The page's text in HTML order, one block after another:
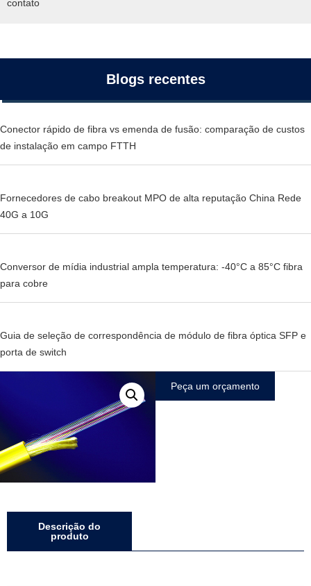
contato
Blogs recentes
Conector rápido de fibra vs emenda de fusão: comparação de custos
de instalação em campo FTTH
Fornecedores de cabo breakout MPO de alta reputação China Rede
40G a 10G
Conversor de mídia industrial ampla temperatura: -40°C a 85°C fibra
para cobre
Guia de seleção de correspondência de módulo de fibra óptica SFP e
porta de switch
Peça um orçamento
Descrição do
produto